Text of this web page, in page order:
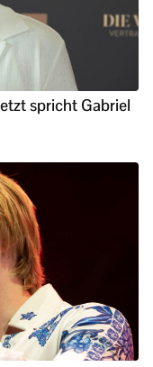
spricht Gabriel